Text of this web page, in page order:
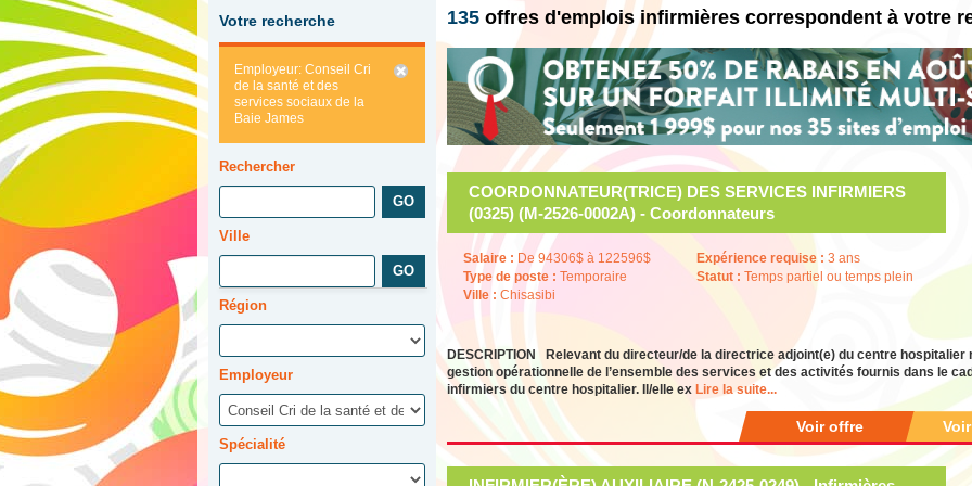
Votre recherche
Employeur: Conseil Cri
de la santé et des
services sociaux de la
Baie James
Rechercher
Ville
Région
Employeur
Spécialité
135 offres d'emplois infirmières correspondent à votre
COORDONNATEUR(TRICE) DES SERVICES INFIRMIERS
(0325) (M-2526-0002A) - Coordonnateurs
Salaire : De 94306$ à 122596$
Type de poste : Temporaire
Ville : Chisasibi
Expérience requise : 3 ans
Statut : Temps partiel ou temps plein
DESCRIPTION Relevant du directeur/de la directrice adjoint(e) du centre
gestion opérationnelle de l’ensemble des services et des activités fournis dans le
infirmiers du centre hospitalier. Il/elle ex Lire la suite...
Voir offre